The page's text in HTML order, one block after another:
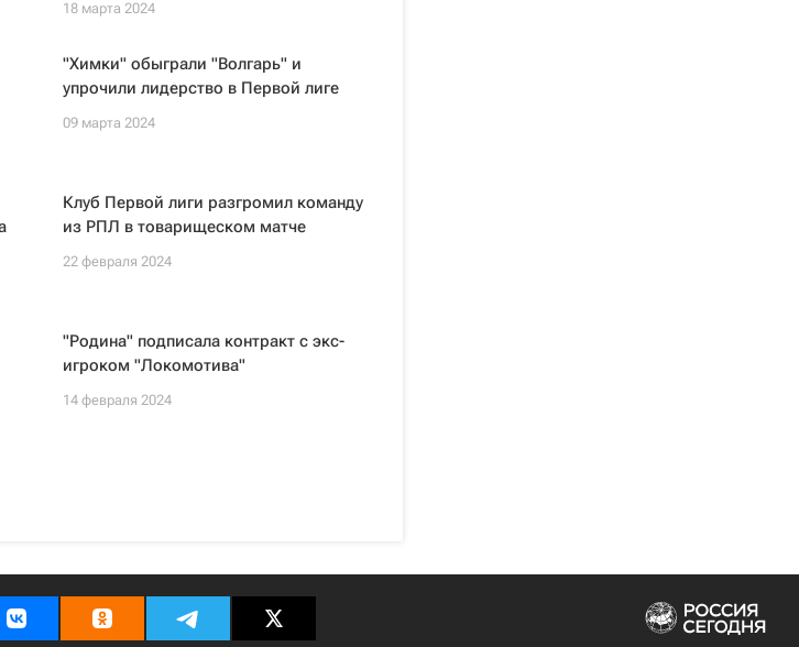
18 марта 2024
"Химки" обыграли "Волгарь" и
упрочили лидерство в Первой лиге
09 марта 2024
Клуб Первой лиги разгромил команду
из РПЛ в товарищеском матче
22 февраля 2024
"Родина" подписала контракт с экс-
игроком "Локомотива"
14 февраля 2024